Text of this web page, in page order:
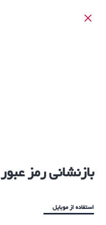
بازنشانی رمز عبور
استفاده از موبایل